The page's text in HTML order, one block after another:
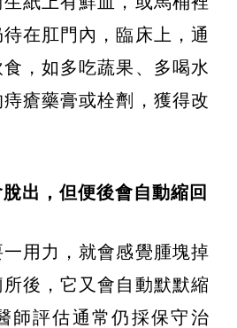
在肛門內，臨床上，通
，如多吃蔬果、多喝水
瘡藥膏或栓劑，獲得改
出，但便後會自動縮回
用力，就會感覺腫塊掉
後，它又會自動默默縮
師評估通常仍採保守治